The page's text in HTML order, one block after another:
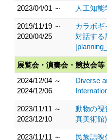
2023/04/01 ～
人工知
2019/11/19 ～
2020/04/25
カラボギ
対話する
展覧会・演奏会・競技会等
2024/12/04 ～
2024/12/06
Diverse
2023/11/11 ～
2023/12/10
動物の視
真美術館)
2023/11/11 ～
民族誌映